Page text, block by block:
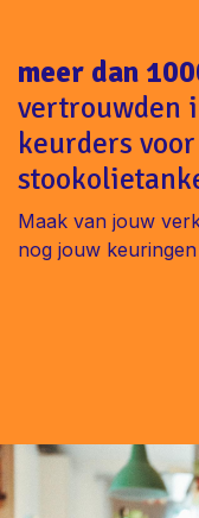
meer dan
vertrouwden
keurders
Maak van jouw
nog jouw